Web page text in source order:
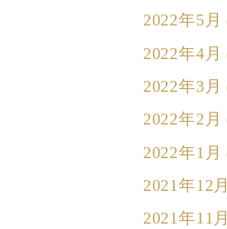
2022年5月
2022年4月
2022年3月
2022年2月
2022年1月
2021年12月
2021年11月